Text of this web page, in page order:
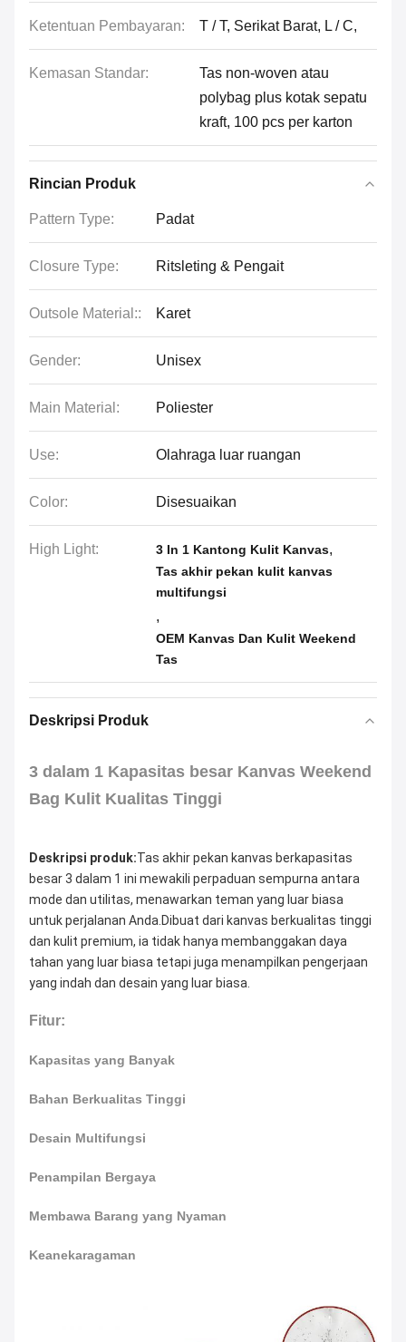
Ketentuan Pembayaran: T / T, Serikat Barat, L / C,
Kemasan Standar:
Tas non-woven atau
polybag plus kotak sepatu
kraft, 100 pcs per karton
Rincian Produk
Pattern Type: Padat
Closure Type: Ritsleting & Pengait
Outsole Material:: Karet
Gender: Unisex
Main Material: Poliester
Use: Olahraga luar ruangan
Color: Disesuaikan
High Light: 3 In 1 Kantong Kulit Kanvas,
Tas akhir pekan kulit kanvas
multifungsi
,
OEM Kanvas Dan Kulit Weekend
Tas
Deskripsi Produk
3 dalam 1 Kapasitas besar Kanvas Weekend
Bag Kulit Kualitas Tinggi
Deskripsi produk:Tas akhir pekan kanvas berkapasitas
besar 3 dalam 1 ini mewakili perpaduan sempurna antara
mode dan utilitas, menawarkan teman yang luar biasa
untuk perjalanan Anda.Dibuat dari kanvas berkualitas tinggi
dan kulit premium, ia tidak hanya membanggakan daya
tahan yang luar biasa tetapi juga menampilkan pengerjaan
yang indah dan desain yang luar biasa.
Fitur:
Kapasitas yang Banyak
Bahan Berkualitas Tinggi
Desain Multifungsi
Penampilan Bergaya
Membawa Barang yang Nyaman
Keanekaragaman